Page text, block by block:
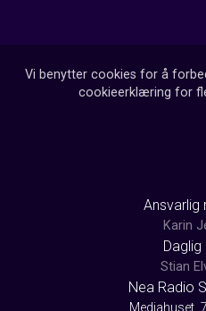
Vi benytter cookies for å
cookieerklæring for
Ansvarlig
Karin
Daglig
Stian
Nea Radio
Mediahuset,